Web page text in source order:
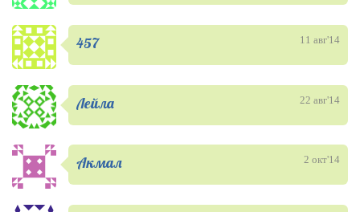
457 11 авг'14
Лейла 22 авг'14
Акмал 2 окт'14